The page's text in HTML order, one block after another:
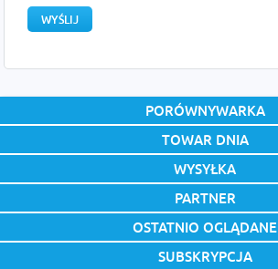
PORÓWNYWARKA
TOWAR DNIA
WYSYŁKA
PARTNER
OSTATNIO OGLĄDANE
SUBSKRYPCJA